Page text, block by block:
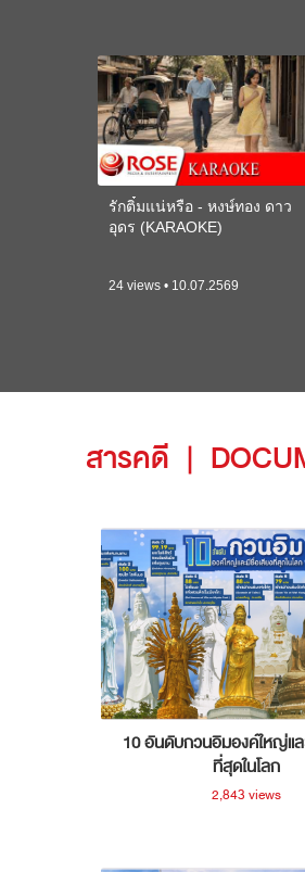
รักติ๋มแน่หรือ - หงษ์ทอง ดาว
อุดร (KARAOKE)
24 views • 10.07.2569
สารคดี |
10 อันดับกวนอิมองค์ใหญ่แล
ที่สุดในโลก
2,843 views